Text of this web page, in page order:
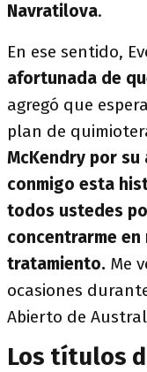
Navratilova.
En ese sentido,
afortunada de
agregó que
plan de
McKendry por
conmigo esta
todos ustedes
concentrarme en
tratamiento. Me
ocasiones
Abierto de
Los títulos